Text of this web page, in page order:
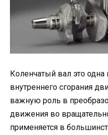
Коленчатый вал это
внутреннего сгорания
важную роль в
движения во
применяется в